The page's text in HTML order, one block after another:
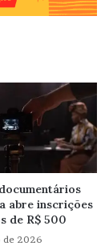
abre inscrições
de R$ 500
de 2026